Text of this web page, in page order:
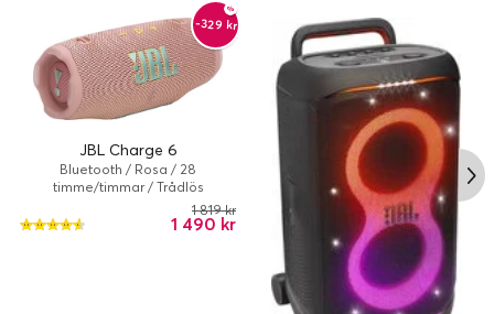
-329 kr
JBL Charge 6
Bluetooth / Rosa / 28
timme/timmar / Trådlös
1 490 kr
1 819 kr